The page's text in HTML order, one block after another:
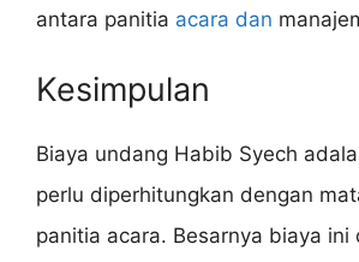
antara panitia acara dan
Kesimpulan
Biaya undang Habib Syech
perlu diperhitungkan dengan
panitia acara. Besarnya biaya ini